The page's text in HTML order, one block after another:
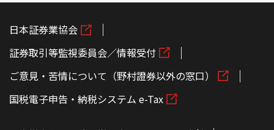
日本証券業協会
証券取引等監視委員会／情報受付
ご意見・苦情について（野村證券以外の窓口）
国税電子申告・納税システム e-Tax